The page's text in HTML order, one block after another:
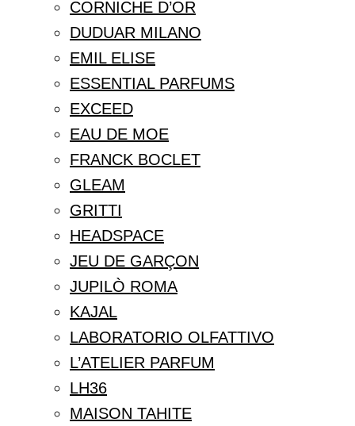
CORNICHE D’OR
DUDUAR MILANO
EMIL ELISE
ESSENTIAL PARFUMS
EXCEED
EAU DE MOE
FRANCK BOCLET
GLEAM
GRITTI
HEADSPACE
JEU DE GARÇON
JUPILÒ ROMA
KAJAL
LABORATORIO OLFATTIVO
L’ATELIER PARFUM
LH36
MAISON TAHITE